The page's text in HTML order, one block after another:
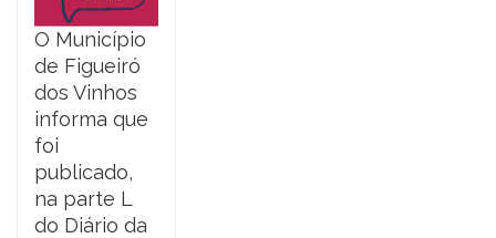
O Município
de Figueiró
dos Vinhos
informa que
foi
publicado,
na parte L
do Diário da